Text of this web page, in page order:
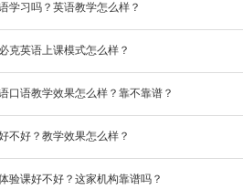
学习吗？英语教学怎么样？
克英语上课模式怎么样？
口语教学效果怎么样？靠不靠谱？
不好？教学效果怎么样？
验课好不好？这家机构靠谱吗？